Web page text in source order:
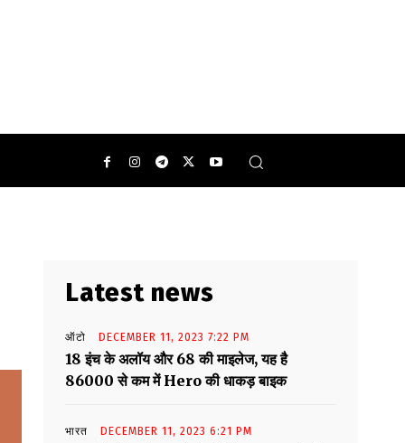
Latest news
ऑटो DECEMBER 11, 2023 7:22 PM
18 इंच के अलॉय और 68 की माइलेज, यह है
86000 से कम में Hero की धाकड़ बाइक
भारत DECEMBER 11, 2023 6:21 PM